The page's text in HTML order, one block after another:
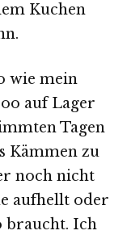
Kuchen
wie mein
auf Lager
Tagen
Kämmen zu
noch nicht
aufhellt oder
braucht. Ich